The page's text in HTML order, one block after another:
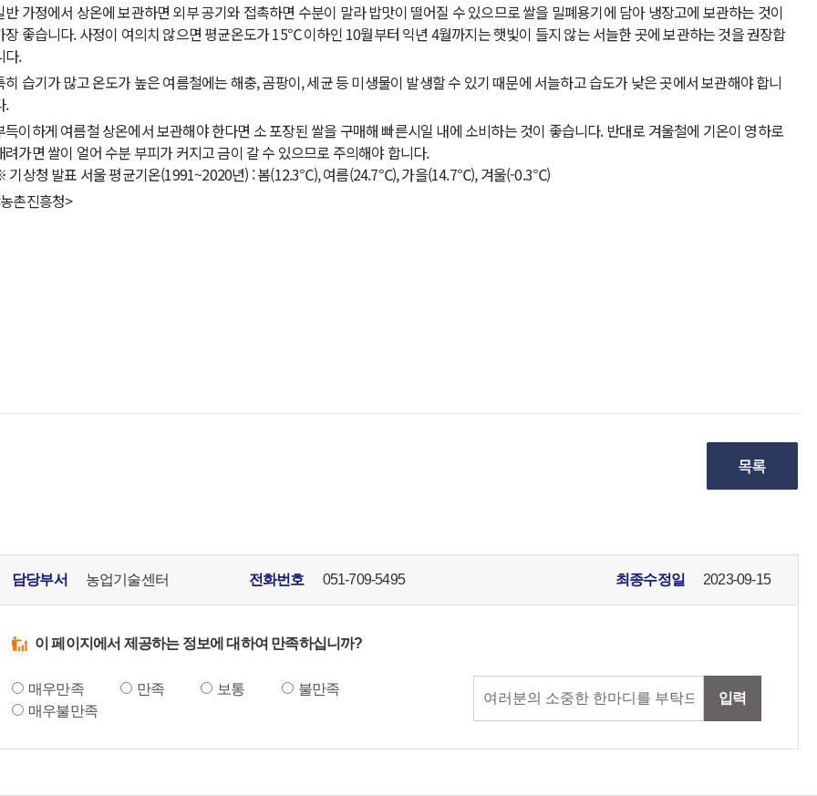
반 가정에서 상온에 보관하면 외부 공기와 접촉하면 수분이 말라 밥맛이 떨어질 수 있으므로 쌀을 밀폐용기에 담아 냉장고에 보관하는 것이
장 좋습니다. 사정이 여의치 않으면 평균온도가 15℃ 이하인 10월부터 익년 4월까지는 햇빛이 들지 않는 서늘한 곳에 보관하는 것을 권장합
다.
히 습기가 많고 온도가 높은 여름철에는 해충, 곰팡이, 세균 등 미생물이 발생할 수 있기 때문에 서늘하고 습도가 낮은 곳에서 보관해야 합니
.
득이하게 여름철 상온에서 보관해야 한다면 소 포장된 쌀을 구매해 빠른시일 내에 소비하는 것이 좋습니다. 반대로 겨울철에 기온이 영하로
려가면 쌀이 얼어 수분 부피가 커지고 금이 갈 수 있으므로 주의해야 합니다.
기상청 발표 서울 평균기온(1991~2020년) : 봄(12.3℃), 여름(24.7℃), 가을(14.7℃), 겨울(-0.3℃)
촌진흥청>
담당부서 농업기술센터 전화번호 051-709-5495 최종수정일 2023-09-15
이 페이지에서 제공하는 정보에 대하여 만족하십니까?
매우만족 만족 보통
불만족
매우불만족
입력